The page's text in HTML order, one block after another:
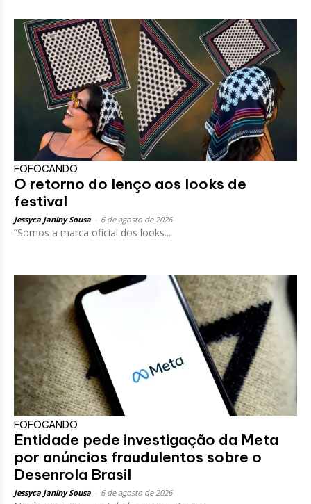
FOFOCANDO
O retorno do lenço aos looks de
festival
Jessyca Janiny Sousa 6 de agosto de 2026
“Somos a marca oficial dos looks...
FOFOCANDO
Entidade pede investigação da Meta
por anúncios fraudulentos sobre o
Desenrola Brasil
Jessyca Janiny Sousa 6 de agosto de 2026